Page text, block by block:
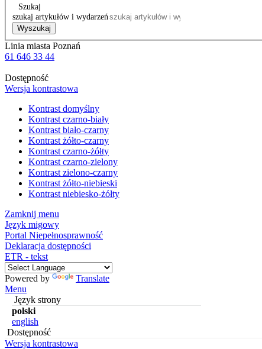
Szukaj
szukaj artykułów i wydarzeń
Wyszukaj
Linia miasta Poznań
61 646 33 44
Dostępność
Wersja kontrastowa
Kontrast domyślny
Kontrast czarno-biały
Kontrast biało-czarny
Kontrast żółto-czarny
Kontrast czarno-żółty
Kontrast czarno-zielony
Kontrast zielono-czarny
Kontrast żółto-niebieski
Kontrast niebiesko-żółty
Zamknij menu
Język migowy
Portal Niepełnosprawność
Deklaracja dostępności
ETR - tekst
Powered by
Translate
Menu
Język strony
polski
english
Dostępność
Wersja kontrastowa